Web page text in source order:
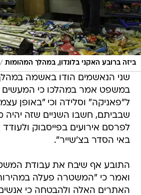
ביזה ברובע האקני בלונדון, במהלך המהומות /
שני הנאשמים הודו באשמה
במשפט אמר במהלכו כי המעשים
ל"פאניקה" וסלידה וכי "באופן
שבביתם, חשבו השניים שזה
לפרסם אירועים בפייסבוק
באי הסדר בצ'שייר".
התובע אף שיבח את עבודת
ואמר כי "המשטרה פעלה במהירות
האתרים האלה ולהבטחה כי